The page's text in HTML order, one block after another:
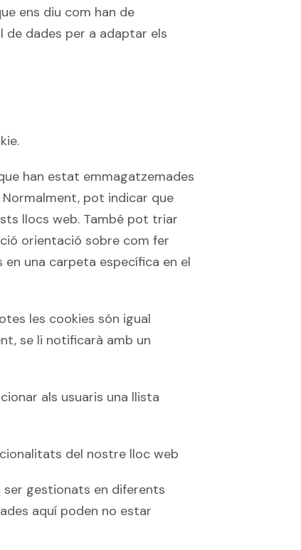
ens diu com han de
de dades per a adaptar els
han estat emmagatzemades
pot indicar que
llocs web. També pot triar
orientació sobre com fer
una carpeta específica en el
les cookies són igual
se li notificarà amb un
als usuaris una llista
del nostre lloc web
gestionats en diferents
aquí poden no estar